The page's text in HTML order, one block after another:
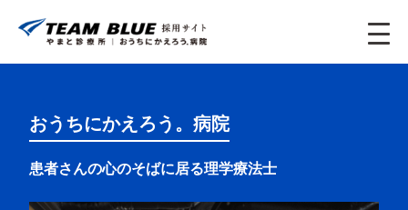
おうちにかえろう。病院
患者さんの心のそばに居る理学療法士